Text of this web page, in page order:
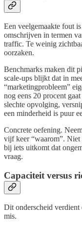
Een veelgemaakte fout
omschrijven in termen
traffic. Te weinig
oorzaken.
Benchmarks maken dit
scale-ups blijkt dat in
“marketingprobleem”
nog eens 20 procent
slechte opvolging,
een minderheid is puur
Concrete oefening.
vijf keer “waarom”. Niet
bij iets uitkomt dat
vraag.
Capaciteit versus
Dit onderscheid verdient
mis.